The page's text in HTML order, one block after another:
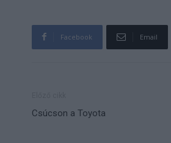
Facebook Email
Csúcson a Toyota